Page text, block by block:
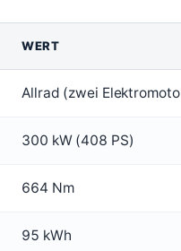
WERT
Allrad (zwei
300 kW (408 PS)
664 Nm
95 kWh